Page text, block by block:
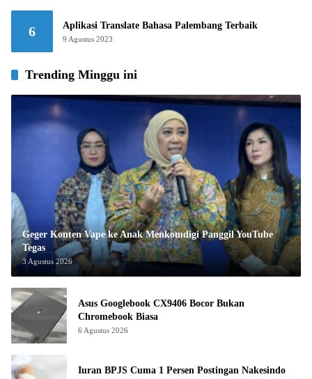
6 Aplikasi Translate Bahasa Palembang Terbaik
9 Agustus 2023
Trending Minggu ini
Geger Konten Vape ke Anak Menkomdigi Panggil YouTube
Tegas
3 Agustus 2026
Asus Googlebook CX9406 Bocor Bukan
Chromebook Biasa
6 Agustus 2026
Iuran BPJS Cuma 1 Persen Postingan Nakesindo